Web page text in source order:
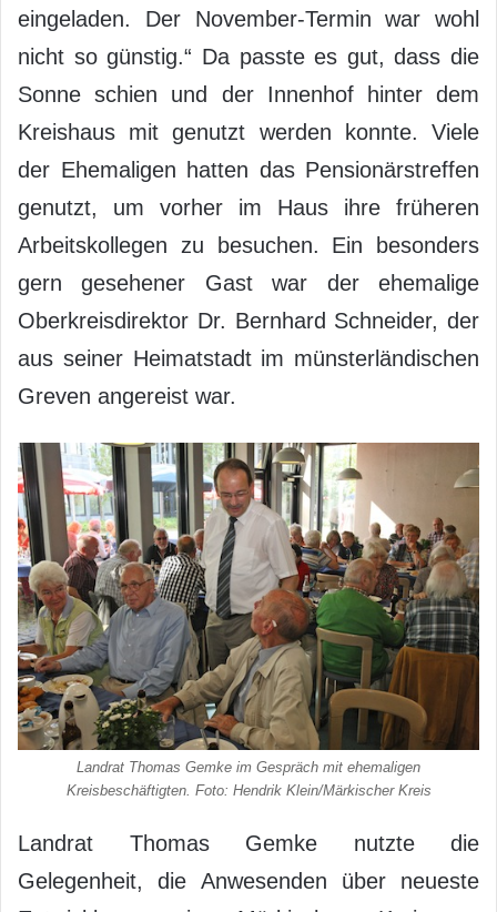
eingeladen. Der November-Termin war wohl
nicht so günstig.“ Da passte es gut, dass die
Sonne schien und der Innenhof hinter dem
Kreishaus mit genutzt werden konnte. Viele
der Ehemaligen hatten das Pensionärstreffen
genutzt, um vorher im Haus ihre früheren
Arbeitskollegen zu besuchen. Ein besonders
gern gesehener Gast war der ehemalige
Oberkreisdirektor Dr. Bernhard Schneider, der
aus seiner Heimatstadt im münsterländischen
Greven angereist war.
Landrat Thomas Gemke im Gespräch mit ehemaligen
Kreisbeschäftigten. Foto: Hendrik Klein/Märkischer Kreis
Landrat Thomas Gemke nutzte die
Gelegenheit, die Anwesenden über neueste